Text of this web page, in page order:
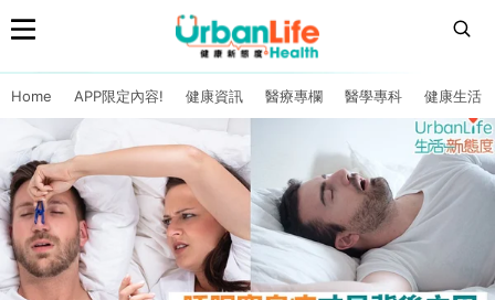
Home APP限定內容! 健康資訊 醫療專欄 醫學專科 健康生活